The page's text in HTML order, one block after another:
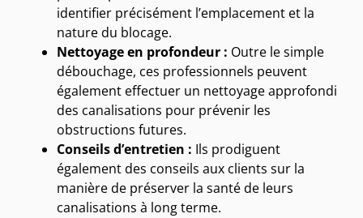
identifier précisément l’emplacement et la
nature du blocage.
Nettoyage en profondeur : Outre le simple
débouchage, ces professionnels peuvent
également effectuer un nettoyage approfondi
des canalisations pour prévenir les
obstructions futures.
Conseils d’entretien : Ils prodiguent
également des conseils aux clients sur la
manière de préserver la santé de leurs
canalisations à long terme.